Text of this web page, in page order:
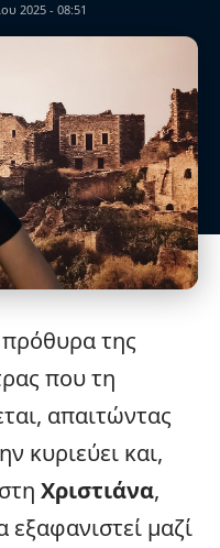
2025 - 08:51
πρόθυρα της
που τη
απαιτώντας
κυριεύει και,
Χριστιάνα,
εξαφανιστεί μαζί